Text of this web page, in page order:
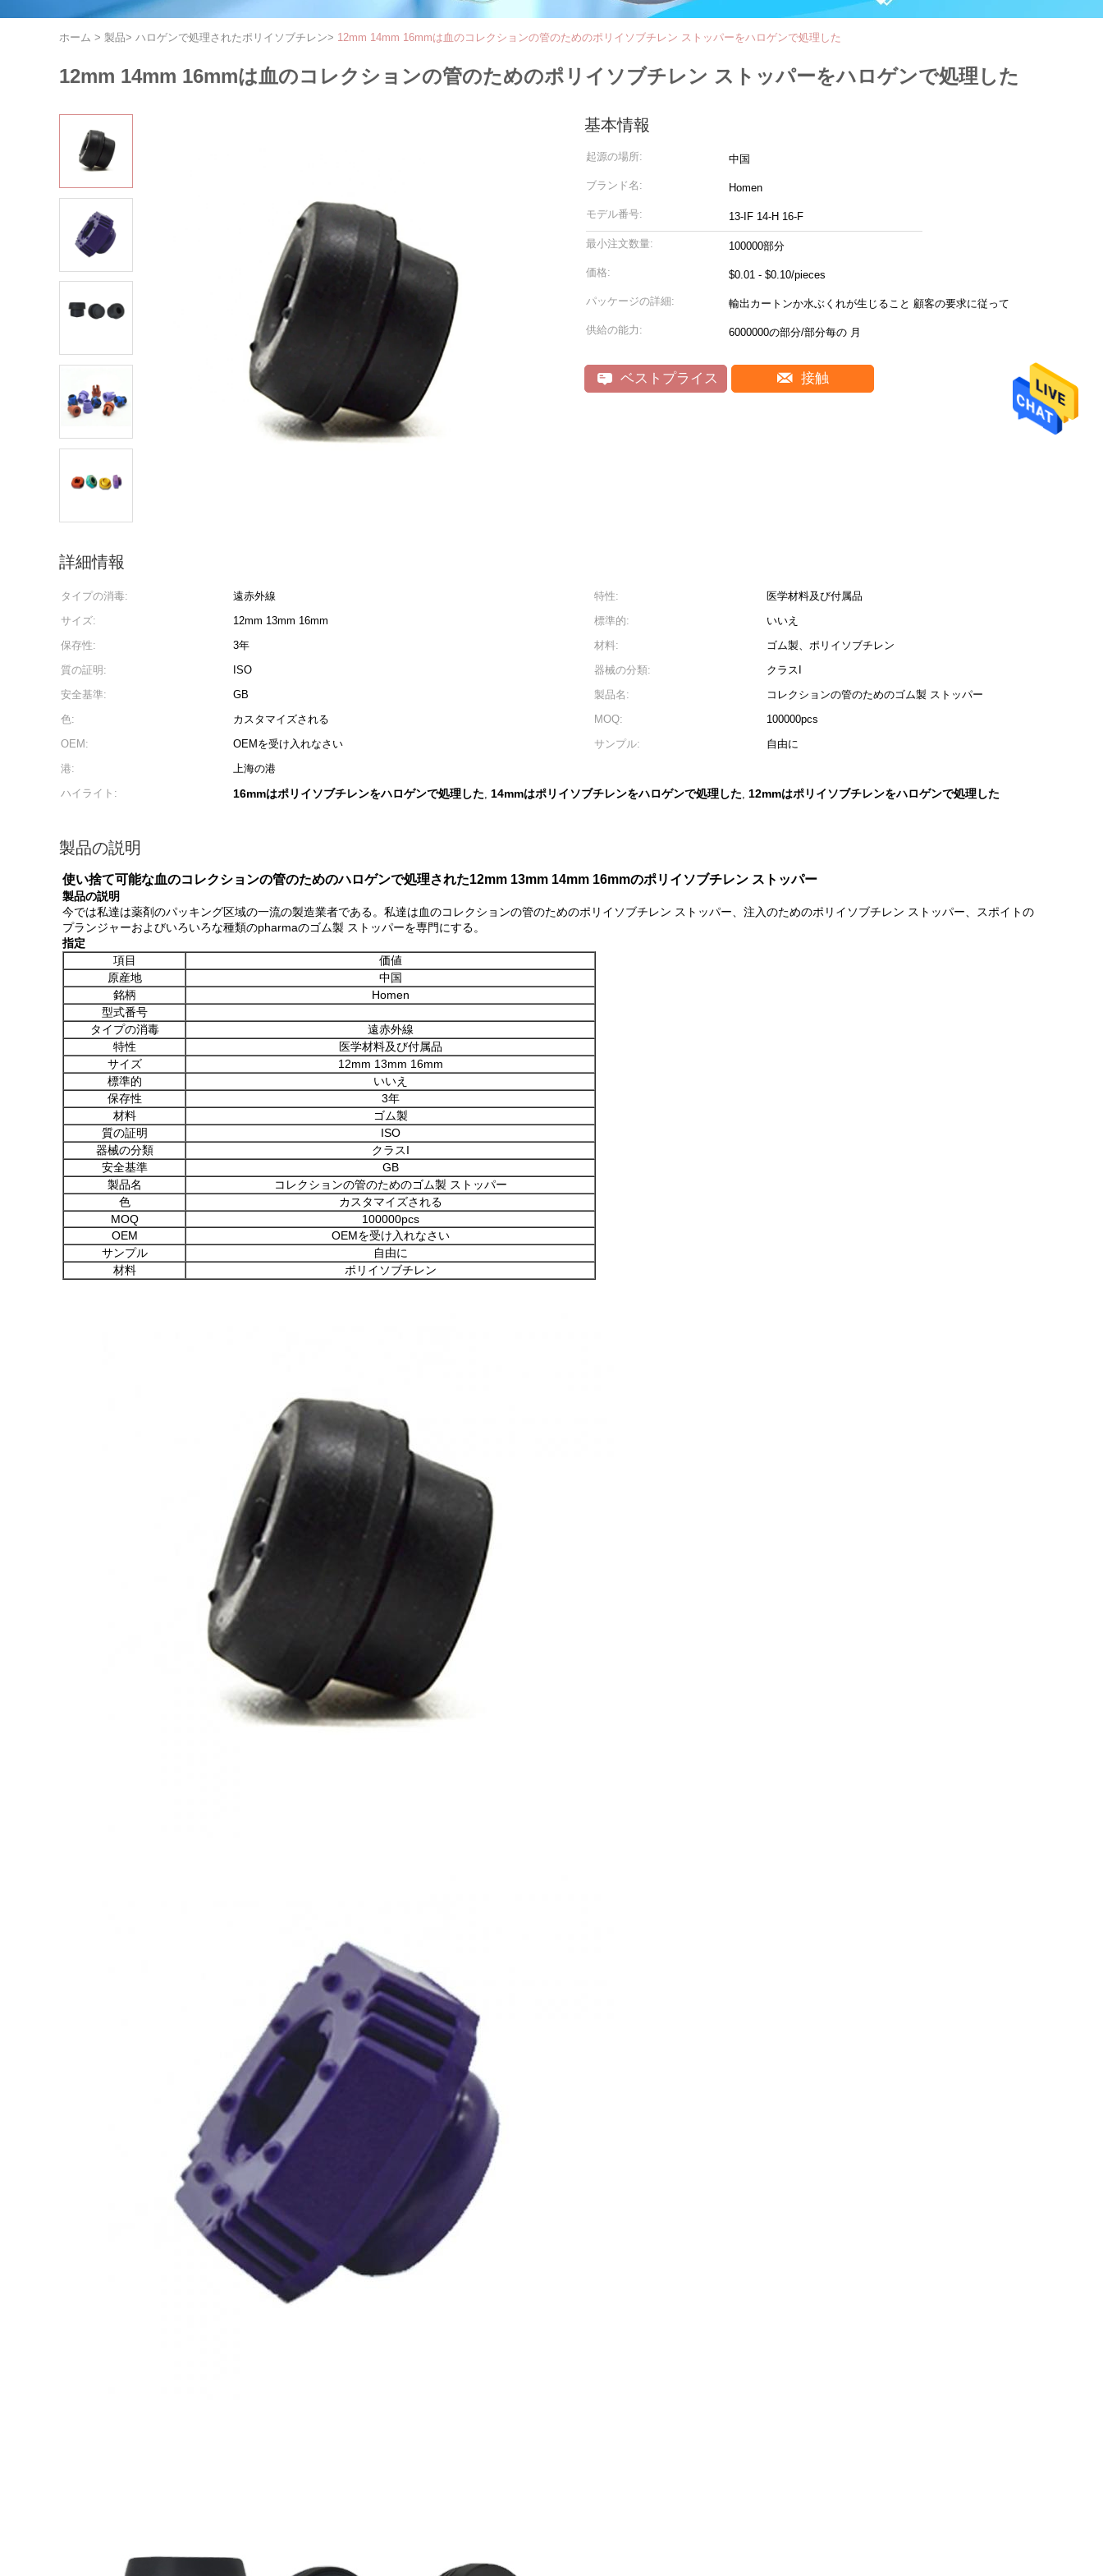
ホーム > 製品> ハロゲンで処理されたポリイソブチレン> 12mm 14mm 16mmは血のコレクションの管のためのポリイソブチレン ストッパーをハロゲンで処理した
12mm 14mm 16mmは血のコレクションの管のためのポリイソブチレン ストッパーをハロゲンで処理した
基本情報
起源の場所: 中国
ブランド名: Homen
モデル番号: 13-IF 14-H 16-F
最小注文数量: 100000部分
価格: $0.01 - $0.10/pieces
パッケージの詳細: 輸出カートンか水ぶくれが生じること 顧客の要求に従って
供給の能力: 6000000の部分/部分每の 月
ベストプライス 接触
詳細情報
タイプの消毒: 遠赤外線 特性:
医学材料及び付属品
サイズ:
12mm 13mm 16mm 標準的:
いいえ
保存性:
3年 材料:
ゴム製、ポリイソブチレン
質の証明:
ISO 器械の分類:
クラスI
安全基準:
GB 製品名:
コレクションの管のためのゴム製 ストッパー
色:
カスタマイズされる MOQ:
100000pcs
OEM:
OEMを受け入れなさい サンプル:
自由に
港:
上海の港
ハイライト:
16mmはポリイソブチレンをハロゲンで処理した, 14mmはポリイソブチレンをハロゲンで処理した, 12mmはポリイソブチレンをハロゲンで処理した
製品の説明
使い捨て可能な血のコレクションの管のためのハロゲンで処理された12mm 13mm 14mm 16mmのポリイソブチレン ストッパー
製品の説明
今では私達は薬剤のパッキング区域の一流の製造業者である。私達は血のコレクションの管のためのポリイソブチレン ストッパー、注入のためのポリイソブチレン ストッパー、スポイトの
プランジャーおよびいろいろな種類のpharmaのゴム製 ストッパーを専門にする。
指定
項目
価値
原産地
中国
銘柄
Homen
型式番号
タイプの消毒
遠赤外線
特性
医学材料及び付属品
サイズ
12mm 13mm 16mm
標準的
いいえ
保存性
3年
材料
ゴム製
質の証明
ISO
器械の分類
クラスI
安全基準
GB
製品名
コレクションの管のためのゴム製 ストッパー
色
カスタマイズされる
MOQ
100000pcs
OEM
OEMを受け入れなさい
サンプル
自由に
材料
ポリイソブチレン